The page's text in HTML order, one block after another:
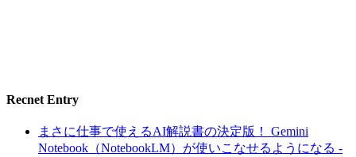
Recnet Entry
まさに仕事で使えるAI解説書の決定版！ Gemini
Notebook（NotebookLM）が使いこなせるようになる -